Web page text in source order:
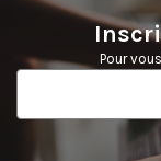
Pour